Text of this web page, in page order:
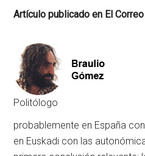
Artículo publicado en El
Politólogo
probablemente en España
en Euskadi con las